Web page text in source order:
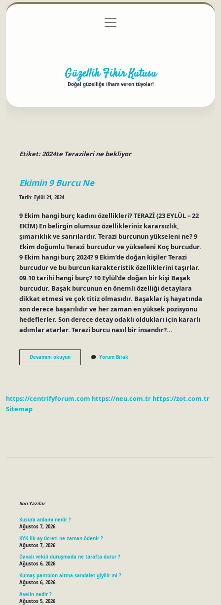
Gizlilik Politikası
menüyü
aç
Güzellik Fikir Kutusu
Doğal güzelliğe ilham veren tüyolar!
Etiket:2024te Terazileri ne bekliyor
Ekimin 9 Burcu Ne
Tarih: Eylül 21, 2024
9 Ekim hangi burç kadını özellikleri? TERAZİ (23 EYLÜL – 22
EKİM) En belirgin olumsuz özellikleriniz kararsızlık,
şımarıklık ve sanrılardır. Terazi burcunun yükseleni ne? 9
Ekim doğumlu Terazi burcudur ve yükseleni Koç burcudur.
9 Ekim hangi burç 2024? 9 Ekim’de doğan kişiler Terazi
burcudur ve bu burcun karakteristik özelliklerini taşırlar.
09.10 tarihi hangi burç? 10 Eylül’de doğan bir kişi Başak
burcudur. Başak burcunun en önemli özelliği detaylara
dikkat etmesi ve çok titiz olmasıdır. Başaklar iş hayatında
son derece başarılıdır ve her zaman en yüksek pozisyonu
hedeflerler. Son derece detay odaklı oldukları için kararlı
adımlar atarlar. Terazi burcu nasıl bir insandır?…
Devamını okuyunEkimin
9
Yorum Bırak
https://centrifyforum.com https://neu.com.tr https://zot.com.tr
Sitemap
Son Yazılar
Kusura anlamı nedir ?
Ağustos 7, 2026
KYK ilk ay ücreti ne zaman ödenir ?
Ağustos 7, 2026
Davalı vekili duruşmada ne tarafta durur ?
Ağustos 6, 2026
Kumaş pantolon altına sandalet giyilir mi ?
Ağustos 6, 2026
Avelin nedir ?
Ağustos 5, 2026